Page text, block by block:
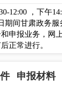
12:00 ，下午
期间甘肃政务服
申报业务，网
正常进行。
申报材料